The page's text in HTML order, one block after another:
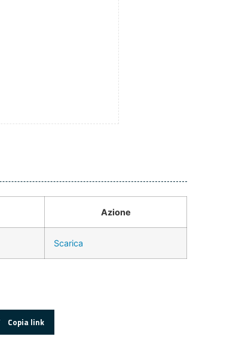
Azione
Scarica
Copia link